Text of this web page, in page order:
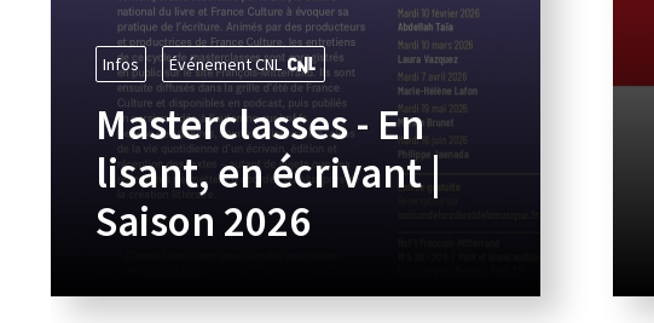
Infos Événement CNL
Masterclasses - En
lisant, en écrivant |
Saison 2026